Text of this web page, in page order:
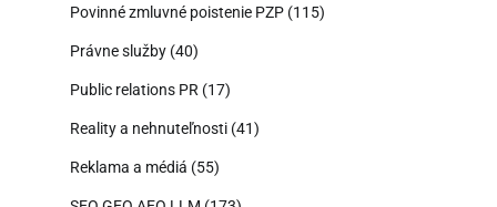
Povinné zmluvné poistenie PZP (115)
Právne služby (40)
Public relations PR (17)
Reality a nehnuteľnosti (41)
Reklama a médiá (55)